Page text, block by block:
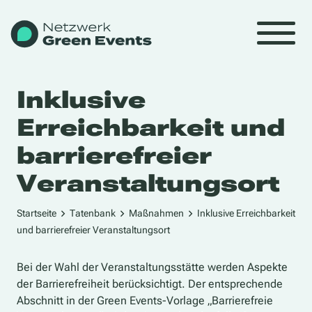
Inklusive
Erreichbarkeit und
barrierefreier
Veranstaltungsort
Startseite Tatenbank Maßnahmen
Inklusive Erreichbarkeit
und barrierefreier Veranstaltungsort
Bei der Wahl der Veranstaltungsstätte werden Aspekte
der Barrierefreiheit berücksichtigt. Der entsprechende
Abschnitt in der Green Events-Vorlage „Barrierefreie